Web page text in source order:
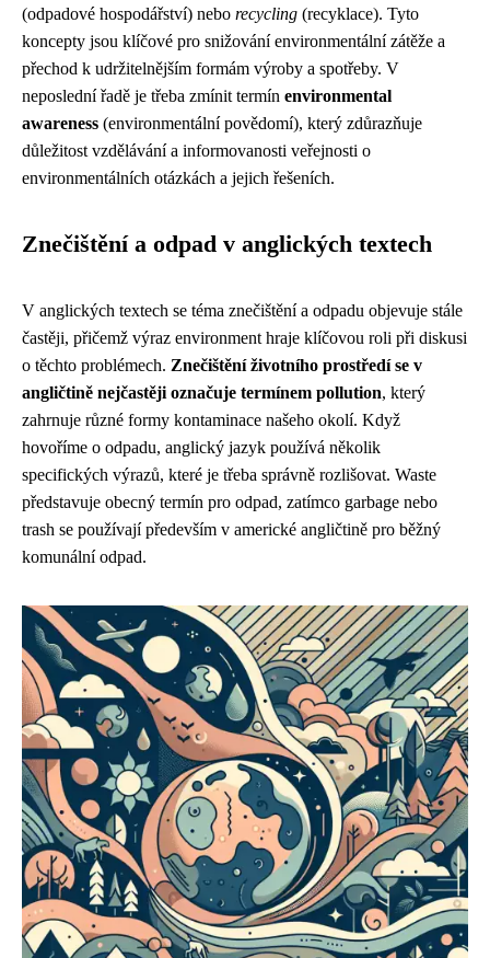
(odpadové hospodářství) nebo recycling (recyklace). Tyto
koncepty jsou klíčové pro snižování environmentální zátěže a
přechod k udržitelnějším formám výroby a spotřeby. V
neposlední řadě je třeba zmínit termín environmental
awareness (environmentální povědomí), který zdůrazňuje
důležitost vzdělávání a informovanosti veřejnosti o
environmentálních otázkách a jejich řešeních.
Znečištění a odpad v anglických textech
V anglických textech se téma znečištění a odpadu objevuje stále
častěji, přičemž výraz environment hraje klíčovou roli při diskusi
o těchto problémech. Znečištění životního prostředí se v
angličtině nejčastěji označuje termínem pollution, který
zahrnuje různé formy kontaminace našeho okolí. Když
hovoříme o odpadu, anglický jazyk používá několik
specifických výrazů, které je třeba správně rozlišovat. Waste
představuje obecný termín pro odpad, zatímco garbage nebo
trash se používají především v americké angličtině pro běžný
komunální odpad.